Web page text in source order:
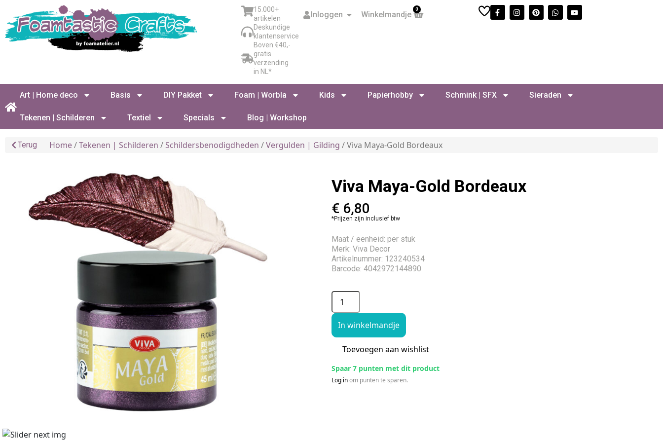
15.000+
artikelen
Deskundige
klantenservice
Boven €40,-
gratis
verzending
in NL*
Inloggen Winkelmandje
0
Art | Home deco Basis DIY Pakket Foam | Worbla Kids Papierhobby Schmink | SFX Sieraden
Tekenen | Schilderen Textiel Specials Blog | Workshop
Terug Home/Tekenen | Schilderen /Schildersbenodigdheden /Vergulden | Gilding / Viva Maya-Gold Bordeaux
Viva Maya-Gold Bordeaux
€ 6,80
*Prijzen zijn inclusief btw
Maat / eenheid: per stuk
Merk: Viva Decor
Artikelnummer: 123240534
Barcode: 4042972144890
In winkelmandje
Toevoegen aan wishlist
Spaar 7 punten met dit product
Log inom punten te sparen.